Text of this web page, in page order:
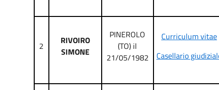
2
RIVOIRO
SIMONE
PINEROLO
(TO) il
21/05/1982
Curriculum vitae
Casellario